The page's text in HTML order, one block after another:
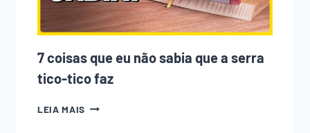
7 coisas que eu não sabia que a serra
tico-tico faz
LEIA MAIS